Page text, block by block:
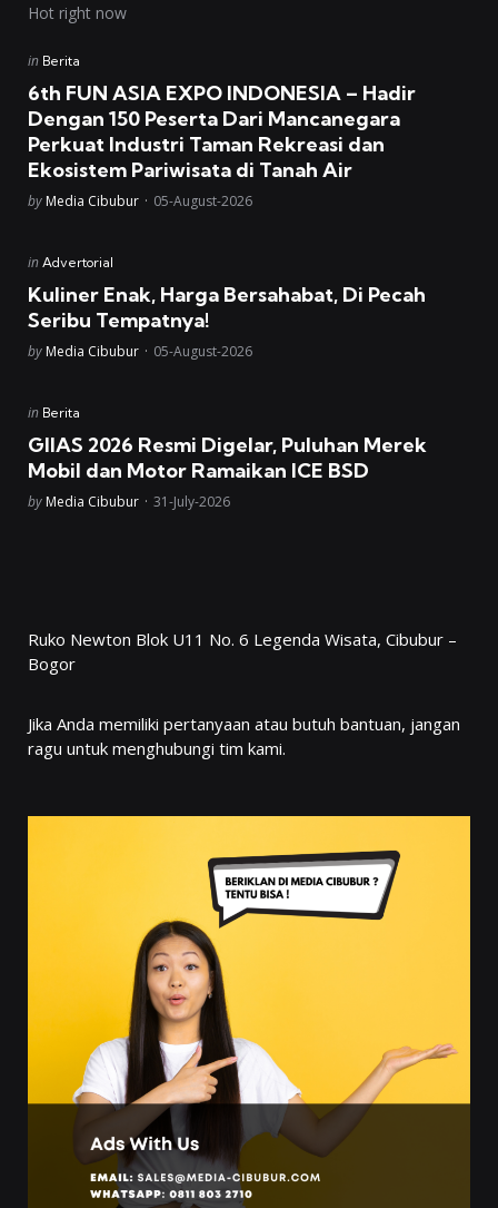
Hot right now
Posted
in Berita
6th FUN ASIA EXPO INDONESIA – Hadir
Dengan 150 Peserta Dari Mancanegara
Perkuat Industri Taman Rekreasi dan
Ekosistem Pariwisata di Tanah Air
Posted
by Media Cibubur 05-August-2026
Posted
in Advertorial
Kuliner Enak, Harga Bersahabat, Di Pecah
Seribu Tempatnya!
Posted
by Media Cibubur 05-August-2026
Posted
in Berita
GIIAS 2026 Resmi Digelar, Puluhan Merek
Mobil dan Motor Ramaikan ICE BSD
Posted
by Media Cibubur 31-July-2026
Ruko Newton Blok U11 No. 6 Legenda Wisata, Cibubur –
Bogor
Jika Anda memiliki pertanyaan atau butuh bantuan, jangan
ragu untuk menghubungi tim kami.